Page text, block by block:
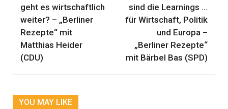
geht es wirtschaftlich
weiter? – „Berliner
Rezepte“ mit
Matthias Heider
(CDU)
sind die Learnings …
für Wirtschaft, Politik
und Europa –
„Berliner Rezepte“
mit Bärbel Bas (SPD)
YOU MAY LIKE